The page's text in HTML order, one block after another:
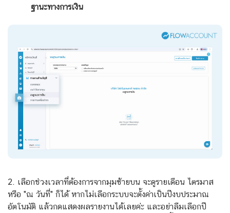
ฐานะทางการเงิน
2. เลือกช่วงเวลาที่ต้องการจากมุมซ้ายบน จะดูรายเดือน ไตรมาส
หรือ "ณ วันที่" ก็ได้ หากไม่เลือกระบบจะตั้งค่าเป็นปีงบประมาณ
อัตโนมัติ แล้วกดแสดงผลรายงานได้เลยค่ะ และอย่าลืมเลือกปี